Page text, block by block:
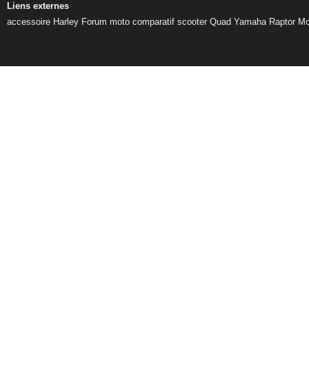
Liens externes
accessoire Harley Forum moto comparatif scooter Quad Yamaha Raptor